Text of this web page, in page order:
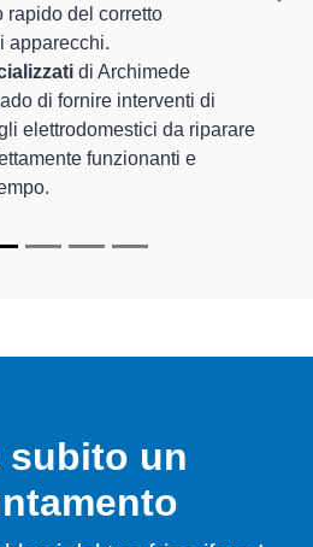
rapido del corretto
apparecchi.
di Archimede
di fornire interventi di
elettrodomestici da riparare
funzionanti e
subito un